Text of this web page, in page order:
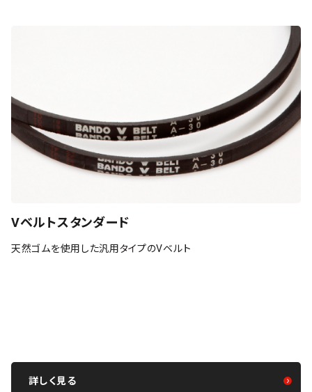
Vベルトスタンダード
天然ゴムを使用した汎用タイプのVベルト
詳しく見る